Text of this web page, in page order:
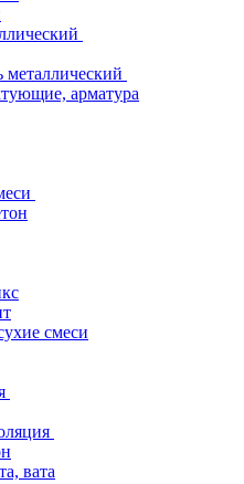
арматура
смеси
вата